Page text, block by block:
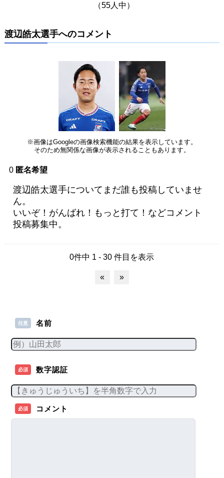
（55人中）
渡辺皓太選手へのコメント
※画像はGoogleの画像検索機能の結果を表示しています。
そのため無関係な画像が表示されることもあります。
0 匿名希望
渡辺皓太選手についてまだ誰も投稿していませ
ん。
いいぞ！がんばれ！もっと打て！などコメント
投稿募集中。
0件中 1 - 30 件目を表示
« »
任意 名前
必須 数字認証
必須 コメント